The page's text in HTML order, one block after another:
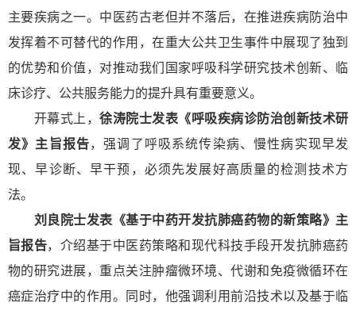
主要疾病之一。中医药古老但并不落后，在推进疾病防治中
发挥着不可替代的作用，在重大公共卫生事件中展现了独到
的优势和价值，对推动我们国家呼吸科学研究技术创新、临
床诊疗、公共服务能力的提升具有重要意义。
开幕式上，徐涛院士发表《呼吸疾病诊防治创新技术研
发》主旨报告，强调了呼吸系统传染病、慢性病实现早发
现、早诊断、早干预，必须先发展好高质量的检测技术方
法。
刘良院士发表《基于中药开发抗肺癌药物的新策略》主
旨报告，介绍基于中医药策略和现代科技手段开发抗肺癌药
物的研究进展，重点关注肿瘤微环境、代谢和免疫微循环在
癌症治疗中的作用。同时，他强调利用前沿技术以及基于临